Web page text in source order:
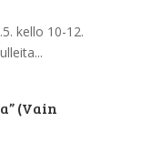
kello 10-12.
(Vain